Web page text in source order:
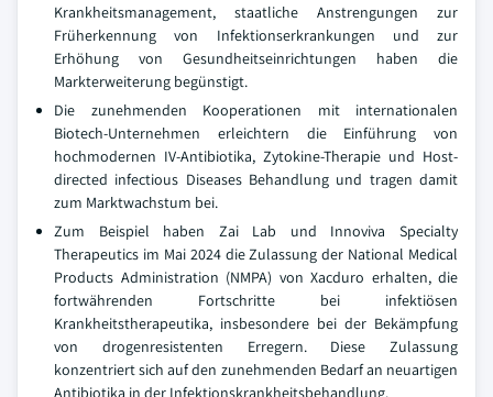
Krankheitsmanagement, staatliche Anstrengungen zur
Früherkennung von Infektionserkrankungen und zur
Erhöhung von Gesundheitseinrichtungen haben die
Markterweiterung begünstigt.
Die zunehmenden Kooperationen mit internationalen
Biotech-Unternehmen erleichtern die Einführung von
hochmodernen IV-Antibiotika, Zytokine-Therapie und Host-
directed infectious Diseases Behandlung und tragen damit
zum Marktwachstum bei.
Zum Beispiel haben Zai Lab und Innoviva Specialty
Therapeutics im Mai 2024 die Zulassung der National Medical
Products Administration (NMPA) von Xacduro erhalten, die
fortwährenden Fortschritte bei infektiösen
Krankheitstherapeutika, insbesondere bei der Bekämpfung
von drogenresistenten Erregern. Diese Zulassung
konzentriert sich auf den zunehmenden Bedarf an neuartigen
Antibiotika in der Infektionskrankheitsbehandlung.